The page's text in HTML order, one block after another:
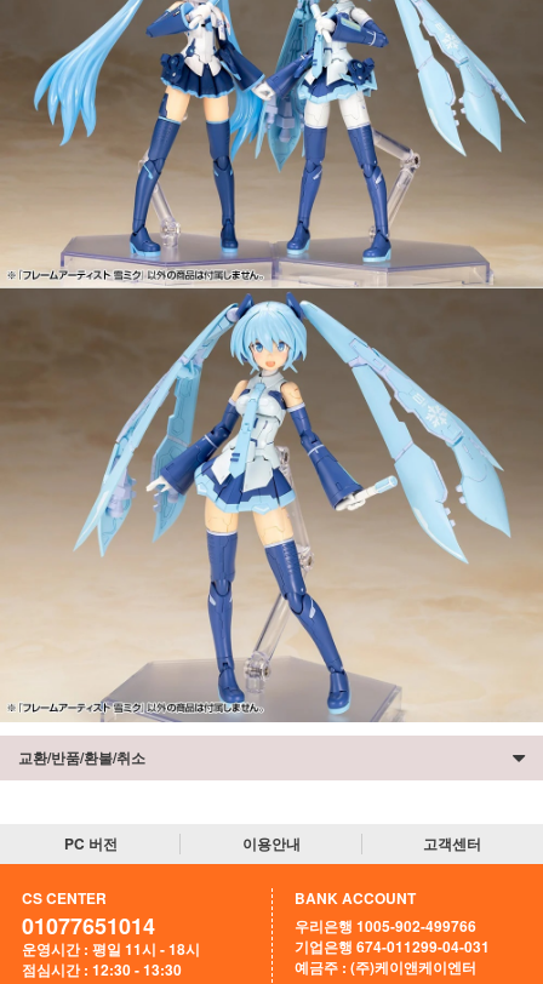
교환/반품/환불/취소
PC 버전 이용안내 고객센터
CS CENTER
01077651014
운영시간 : 평일 11시 - 18시
점심시간 : 12:30 - 13:30
BANK ACCOUNT
우리은행 1005-902-499766
기업은행 674-011299-04-031
예금주 : (주)케이앤케이엔터